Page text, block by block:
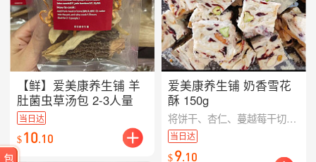
【鲜】爱美康养生铺 羊
肚菌虫草汤包 2-3人量
当日达
$10.10
爱美康养生铺 奶香雪花
酥 150g
将饼干、杏仁、蔓越莓干切碎后混合，与加热融化的棉花糖和黄油搅拌均匀，放入模具中，撒上奶脱脂粉，完全晾凉前切块装入袋子。（少糖少油澳洲手工现做）
当日达
$9.10